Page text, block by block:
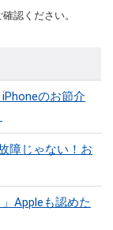
認ください。
のお節介
障じゃない！お
Appleも認めた